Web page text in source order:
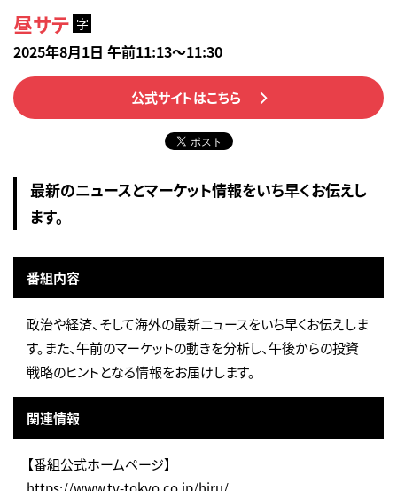
昼サテ 字
2025年8月1日 午前11:13～11:30
公式サイトはこちら
最新のニュースとマーケット情報をいち早くお伝えし
ます。
番組内容
政治や経済、そして海外の最新ニュースをいち早くお伝えしま
す。また、午前のマーケットの動きを分析し、午後からの投資
戦略のヒントとなる情報をお届けします。
関連情報
【番組公式ホームページ】